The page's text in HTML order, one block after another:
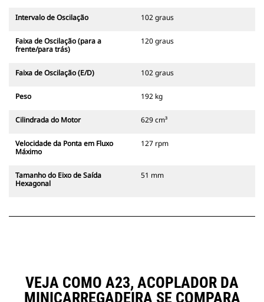
Intervalo de Oscilação 102 graus
Faixa de Oscilação (para a
frente/para trás)
120 graus
Faixa de Oscilação (E/D) 102 graus
Peso 192 kg
Cilindrada do Motor 629 cm³
Velocidade da Ponta em Fluxo
Máximo
127 rpm
Tamanho do Eixo de Saída
Hexagonal
51 mm
VEJA COMO A23, ACOPLADOR DA
MINICARREGADEIRA SE COMPARA